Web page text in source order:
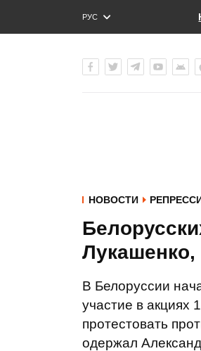
РУС
ENG
НОВОСТИ
Лукашенко,
В Белоруссии
участие в акциях
протестовать
одержал